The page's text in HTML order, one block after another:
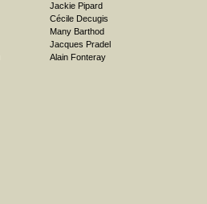
Jackie Pipard
Cécile Decugis
Many Barthod
Jacques Pradel
Alain Fonteray